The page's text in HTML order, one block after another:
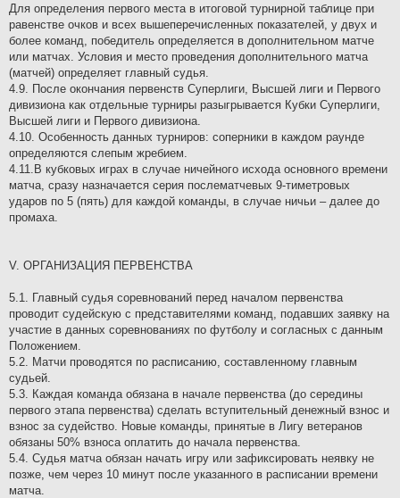
Для определения первого места в итоговой турнирной таблице при
равенстве очков и всех вышеперечисленных показателей, у двух и
более команд, победитель определяется в дополнительном матче
или матчах. Условия и место проведения дополнительного матча
(матчей) определяет главный судья.
4.9. После окончания первенств Суперлиги, Высшей лиги и Первого
дивизиона как отдельные турниры разыгрывается Кубки Суперлиги,
Высшей лиги и Первого дивизиона.
4.10. Особенность данных турниров: соперники в каждом раунде
определяются слепым жребием.
4.11.В кубковых играх в случае ничейного исхода основного времени
матча, сразу назначается серия послематчевых 9-тиметровых
ударов по 5 (пять) для каждой команды, в случае ничьи – далее до
промаха.
V. ОРГАНИЗАЦИЯ ПЕРВЕНСТВА
5.1. Главный судья соревнований перед началом первенства
проводит судейскую с представителями команд, подавших заявку на
участие в данных соревнованиях по футболу и согласных с данным
Положением.
5.2. Матчи проводятся по расписанию, составленному главным
судьей.
5.3. Каждая команда обязана в начале первенства (до середины
первого этапа первенства) сделать вступительный денежный взнос и
взнос за судейство. Новые команды, принятые в Лигу ветеранов
обязаны 50% взноса оплатить до начала первенства.
5.4. Судья матча обязан начать игру или зафиксировать неявку не
позже, чем через 10 минут после указанного в расписании времени
матча.